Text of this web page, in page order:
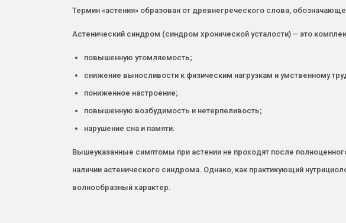
Термин «астения» образован от древнегреческого слова,
Астеничеcкий синдром (синдром хронической усталости) – это
повышенную утомляемость;
снижение выносливости к физическим нагрузкам и умственному
пониженное настроение;
повышенную возбудимость и нетерпеливость;
нарушение сна и памяти.
Вышеуказанные симптомы при астении не проходят после
наличии астенического синдрома. Однако, как практикующий
волнообразный характер.